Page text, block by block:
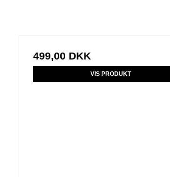
499,00 DKK
VIS PRODUKT